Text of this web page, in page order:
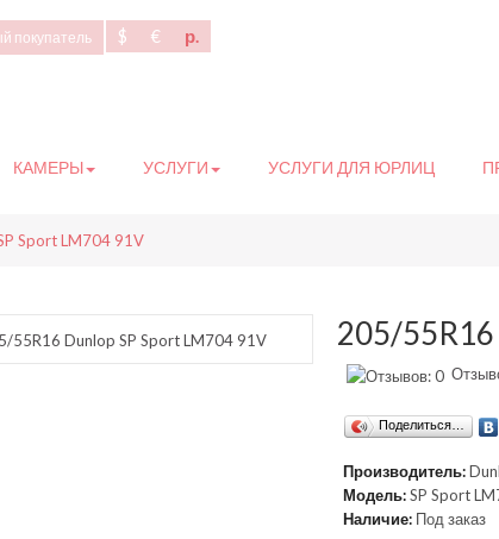
покупатель $ € р.
КАМЕРЫ УСЛУГИ УСЛУГИ ДЛЯ ЮРЛИЦ
Sport LM704 91V
205/55R16
Поделиться…
Производитель:
Модель:SP Sport
Наличие:Под заказ